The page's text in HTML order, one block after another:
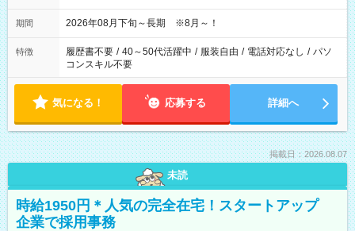
期間 2026年08月下旬～長期 ※8月～！
特徴 履歴書不要 / 40～50代活躍中 / 服装自由 / 電話対応なし / パソ
コンスキル不要
気になる！ 応募する 詳細へ
掲載日：2026.08.07
未読
時給1950円＊人気の完全在宅！スタートアップ
企業で採用事務